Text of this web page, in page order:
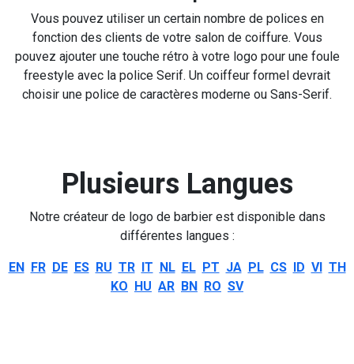
Vous pouvez utiliser un certain nombre de polices en
fonction des clients de votre salon de coiffure. Vous
pouvez ajouter une touche rétro à votre logo pour une foule
freestyle avec la police Serif. Un coiffeur formel devrait
choisir une police de caractères moderne ou Sans-Serif.
Plusieurs Langues
Notre créateur de logo de barbier est disponible dans
différentes langues :
EN FR DE ES RU TR IT NL EL PT JA PL CS ID VI TH
KO HU AR BN RO SV